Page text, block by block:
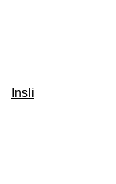
Insli